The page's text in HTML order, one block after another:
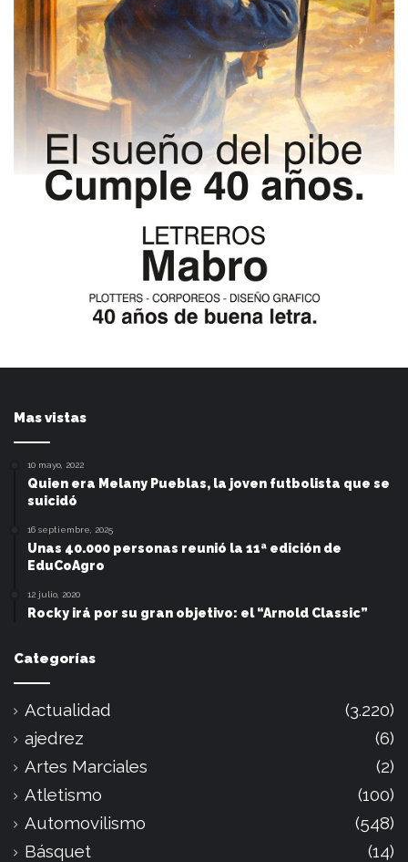
Mas vistas
10 mayo, 2022
Quien era Melany Pueblas, la joven futbolista que se
suicidó
16 septiembre, 2025
Unas 40.000 personas reunió la 11ª edición de
EduCoAgro
12 julio, 2020
Rocky irá por su gran objetivo: el “Arnold Classic”
Categorías
Actualidad
(3.220)
ajedrez
(6)
Artes Marciales
(2)
Atletismo
(100)
Automovilismo
(548)
Básquet
(14)